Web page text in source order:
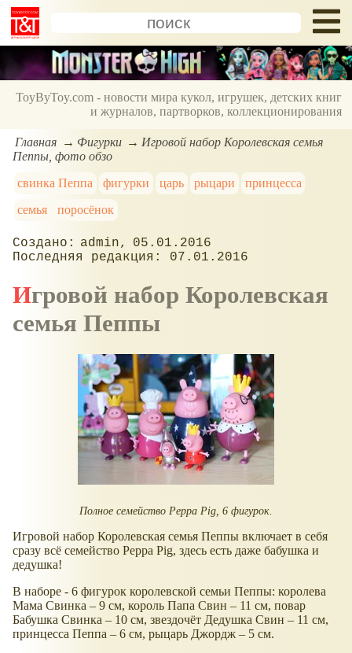
ToyByToy.com - новости мира кукол, игрушек, детских книг
и журналов, партворков, коллекционирования
Главная Фигурки
Игровой набор Королевская семья
Пеппы, фото обзо
свинка Пеппа
фигурки царь рыцари
принцесса
семья
поросёнок
admin
05.01.2016
07.01.2016
Игровой набор Королевская
семья Пеппы
Полное семейство Peppa Pig, 6 фигурок.
Игровой набор Королевская семья Пеппы включает в себя
сразу всё семейство Peppa Pig, здесь есть даже бабушка и
дедушка!
В наборе - 6 фигурок королевской семьи Пеппы: королева
Мама Свинка – 9 см, король Папа Свин – 11 см, повар
Бабушка Свинка – 10 см, звездочёт Дедушка Свин – 11 см,
принцесса Пеппа – 6 см, рыцарь Джордж – 5 см.